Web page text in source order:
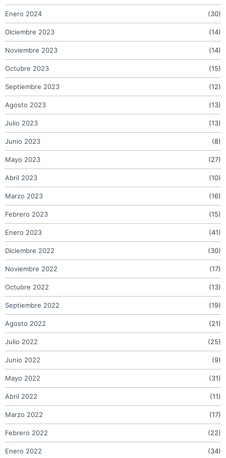
Enero 2024 (30)
Diciembre 2023 (14)
Noviembre 2023 (14)
Octubre 2023 (15)
Septiembre 2023 (12)
Agosto 2023 (13)
Julio 2023 (13)
Junio 2023 (8)
Mayo 2023 (27)
Abril 2023 (10)
Marzo 2023 (16)
Febrero 2023 (15)
Enero 2023 (41)
Diciembre 2022 (30)
Noviembre 2022 (17)
Octubre 2022 (13)
Septiembre 2022 (19)
Agosto 2022 (21)
Julio 2022 (25)
Junio 2022 (9)
Mayo 2022 (31)
Abril 2022 (11)
Marzo 2022 (17)
Febrero 2022 (22)
Enero 2022 (34)